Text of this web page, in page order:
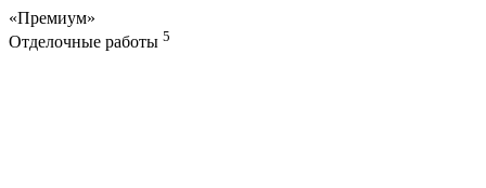
«Премиум»
Отделочные работы 5